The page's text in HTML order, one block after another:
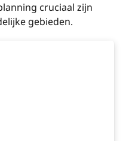
cruciaal zijn
gebieden.